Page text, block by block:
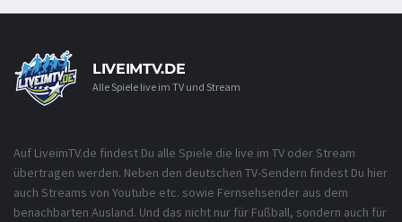
LIVEIMTV.DE
Alle Spiele live im TV und Stream
Auf LiveimTV.de findest Du alle Spiele die live im TV oder Stream
übertragen werden. Neben den deutschen TV-Sendern findest Du hier
auch Streams von Youtube etc. sowie Fernsehsender aus dem
benachbarten Ausland. Und das nicht nur für Fußball, sondern auch für